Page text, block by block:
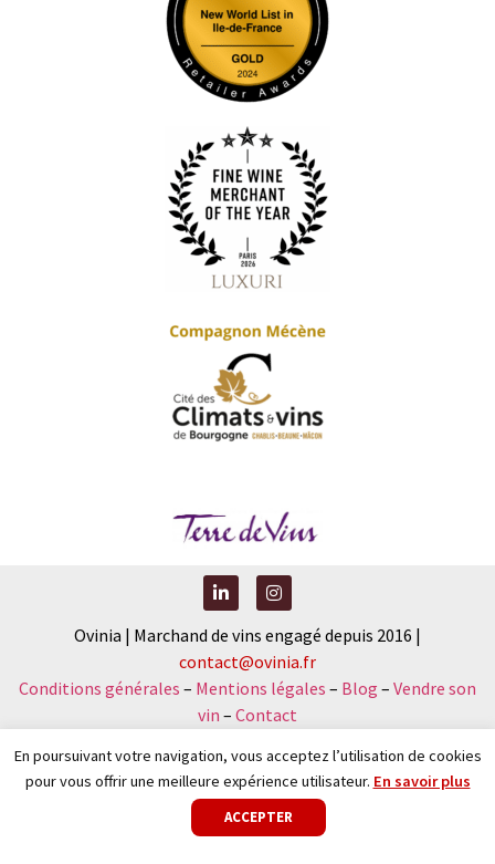
Ovinia | Marchand de vins engagé depuis 2016 |
contact@ovinia.fr
Conditions générales – Mentions légales – Blog – Vendre son
vin – Contact
Nouveau : faîtes votre diagnostic vinicole et recevez votre
sélection sur-mesure
En poursuivant votre navigation, vous acceptez l’utilisation de cookies
pour vous offrir une meilleure expérience utilisateur. En savoir plus
ACCEPTER